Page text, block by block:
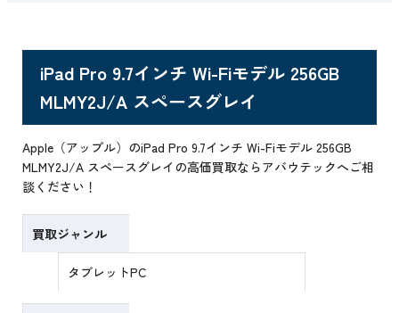
iPad Pro 9.7インチ Wi-Fiモデル 256GB
MLMY2J/A スペースグレイ
Apple（アップル）のiPad Pro 9.7インチ Wi-Fiモデル 256GB
MLMY2J/A スペースグレイの高価買取ならアバウテックへご相
談ください！
買取ジャンル
タブレットPC